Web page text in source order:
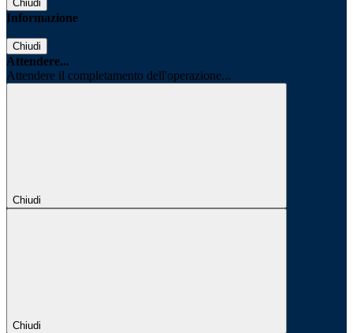
Chiudi
Informazione
Chiudi
Attendere...
Attendere il completamento dell'operazione...
Chiudi
Chiudi